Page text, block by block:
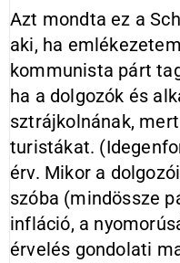
Azt mondta ez a
aki, ha
kommunista párt
ha a dolgozók és
sztrájkolnának,
turistákat.
érv. Mikor a
szóba (mindössze
infláció, a
érvelés gondolati